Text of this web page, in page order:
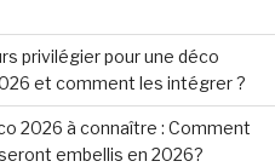
privilégier pour une déco
et comment les intégrer ?
2026 à connaître : Comment
embellis en 2026?